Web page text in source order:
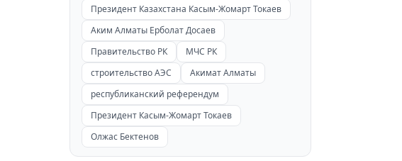
Президент Казахстана Касым-Жомарт Токаев
Аким Алматы Ерболат Досаев
Правительство РК
МЧС РК
строительство АЭС
Акимат Алматы
республиканский референдум
Президент Касым-Жомарт Токаев
Олжас Бектенов